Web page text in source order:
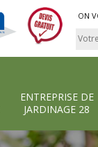
ON
ENTREPRISE DE
JARDINAGE 28